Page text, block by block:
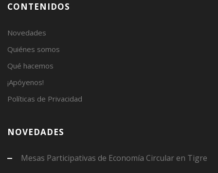
CONTENIDOS
Novedades
Quiénes somos
Qué hacemos
¡Apóyenos!
Políticas de Privacidad
NOVEDADES
Mesas Participativas de Economía Circular en Tigre